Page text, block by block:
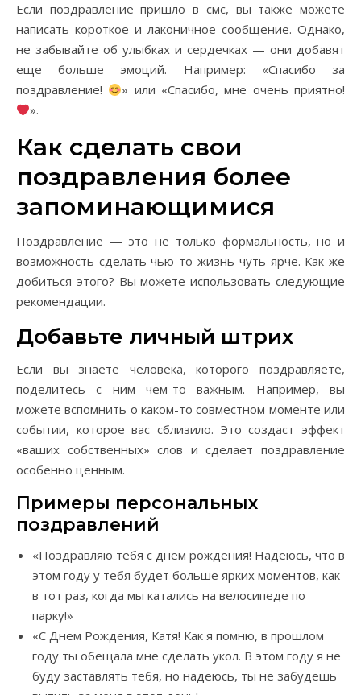
Если поздравление пришло в смс, вы также можете
написать короткое и лаконичное сообщение. Однако,
не забывайте об улыбках и сердечках — они добавят
еще больше эмоций. Например: «Спасибо за
поздравление!
» или «Спасибо, мне очень приятно!
».
Как сделать свои
поздравления более
запоминающимися
Поздравление — это не только формальность, но и
возможность сделать чью-то жизнь чуть ярче. Как же
добиться этого? Вы можете использовать следующие
рекомендации.
Добавьте личный штрих
Если вы знаете человека, которого поздравляете,
поделитесь с ним чем-то важным. Например, вы
можете вспомнить о каком-то совместном моменте или
событии, которое вас сблизило. Это создаст эффект
«ваших собственных» слов и сделает поздравление
особенно ценным.
Примеры персональных
поздравлений
«Поздравляю тебя с днем рождения! Надеюсь, что в
этом году у тебя будет больше ярких моментов, как
в тот раз, когда мы катались на велосипеде по
парку!»
«С Днем Рождения, Катя! Как я помню, в прошлом
году ты обещала мне сделать укол. В этом году я не
буду заставлять тебя, но надеюсь, ты не забудешь